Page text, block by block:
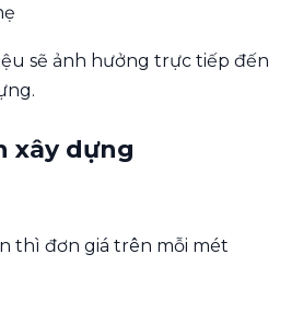
sẽ ảnh hưởng trực tiếp đến
xây dựng
thì đơn giá trên mỗi mét